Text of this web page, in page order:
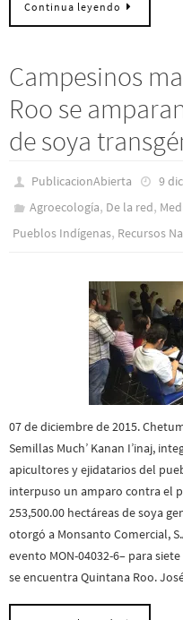
Continua leyendo
Campesinos
Roo se
de soya
PublicacionAbierta
9
Agroecología, De la red,
Pueblos Indí­genas, Recursos
07 de diciembre de 2015.
Semillas Much’ Kanan I’inaj,
apicultores y ejidatarios del
interpuso un amparo contra el
253,500.00 hectáreas de soya
otorgó a Monsanto Comercial,
evento MON-04032-6– para
se encuentra Quintana Roo.